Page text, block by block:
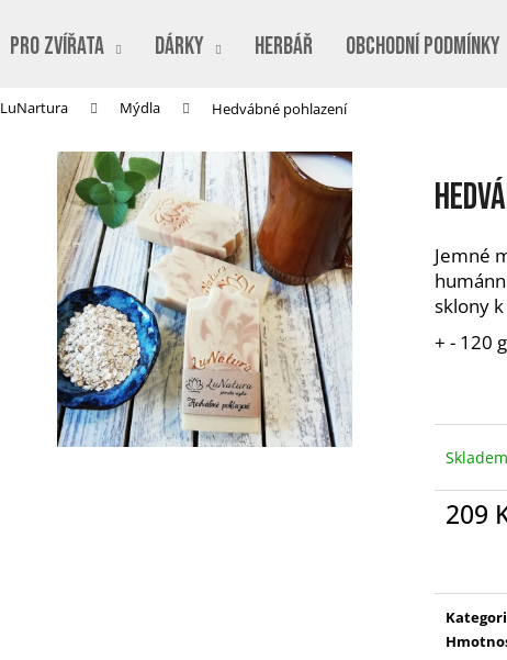
PRO ZVÍŘATA DÁRKY Herbář Obchodní podmínky
LuNartura Mýdla Hedvábné pohlazení
Jemné
sklony
+ - 120 g
Skladem
209
Co potřebujete najít?
HLEDAT
Doporučujeme
ČISTIČKA - L